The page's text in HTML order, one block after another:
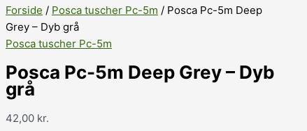
Forside / Posca tuscher Pc-5m / Posca Pc-5m Deep
Grey – Dyb grå
Posca tuscher Pc-5m
Posca Pc-5m Deep Grey – Dyb
grå
42,00 kr.